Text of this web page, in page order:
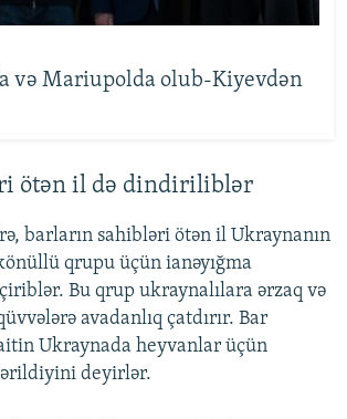
və Mariupolda olub-Kiyevdən
ötən il də dindiriliblər
barların sahibləri ötən il Ukraynanın
qrupu üçün ianəyığma
Bu qrup ukraynalılara ərzaq və
avadanlıq çatdırır. Bar
Ukraynada heyvanlar üçün
deyirlər.